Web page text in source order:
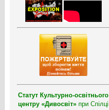
Статут Культурно-освітнього
центру «Дивосвіт» при Спілці